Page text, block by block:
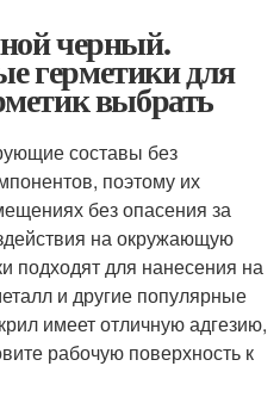
черный.
герметики для
выбрать
составы без
поэтому их
без опасения за
на окружающую
подходят для нанесения на
и другие популярные
имеет отличную адгезию,
рабочую поверхность к